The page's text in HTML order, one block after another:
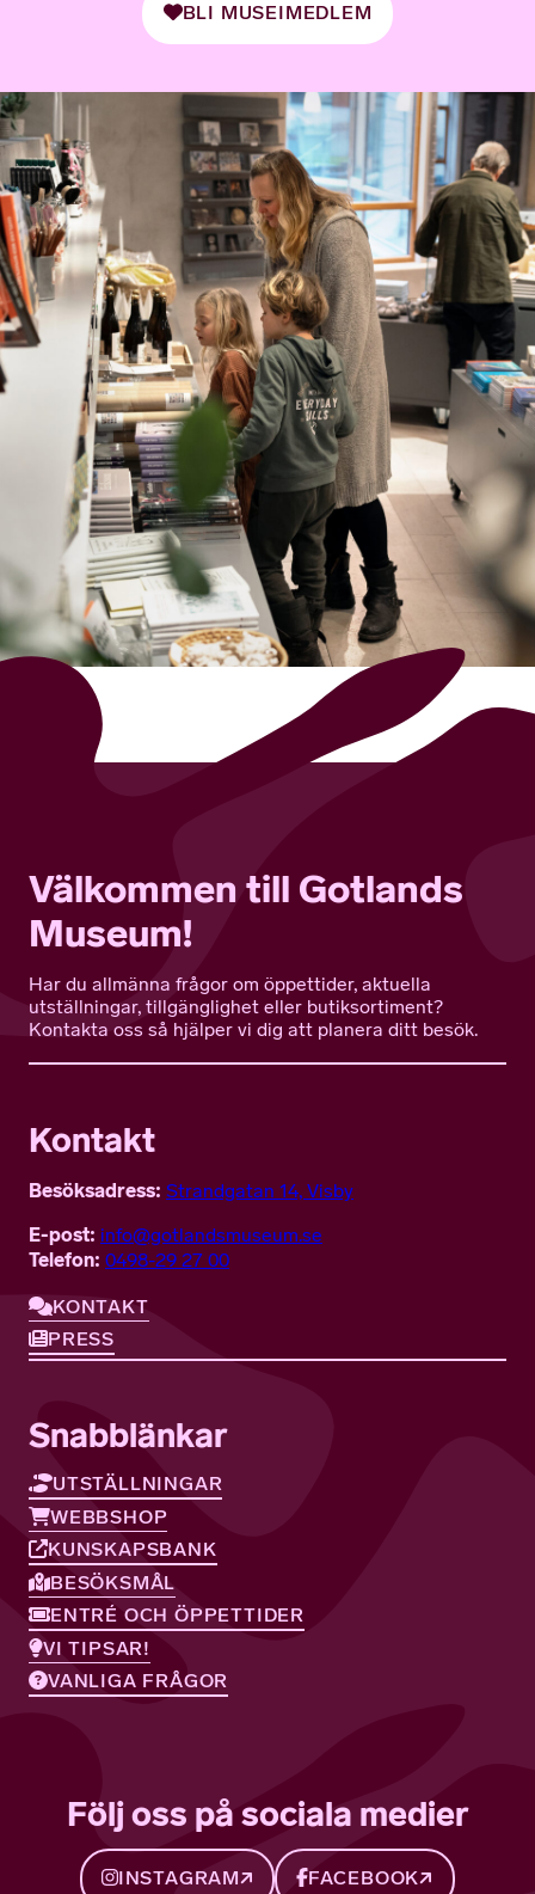
BLI MUSEIMEDLEM
Välkommen till Gotlands
Museum!
Har du allmänna frågor om öppettider, aktuella
utställningar, tillgänglighet eller butiksortiment?
Kontakta oss så hjälper vi dig att planera ditt besök.
Kontakt
Besöksadress: Strandgatan 14, Visby
E-post: info@gotlandsmuseum.se
Telefon: 0498-29 27 00
KONTAKT
PRESS
Snabblänkar
UTSTÄLLNINGAR
WEBBSHOP
KUNSKAPSBANK
BESÖKSMÅL
ENTRÉ OCH ÖPPETTIDER
VI TIPSAR!
VANLIGA FRÅGOR
Följ oss på sociala medier
INSTAGRAM FACEBOOK